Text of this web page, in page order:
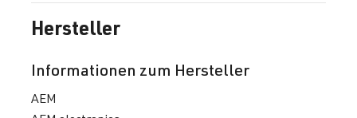
Hersteller
Informationen zum Hersteller
AEM